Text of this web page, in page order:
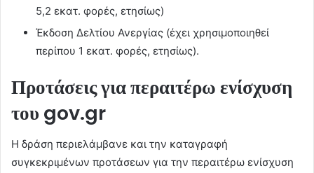
5,2 εκατ. φορές, ετησίως)
Έκδοση Δελτίου Ανεργίας (έχει χρησιμοποιηθεί
περίπου 1 εκατ. φορές, ετησίως).
Προτάσεις για περαιτέρω ενίσχυση
του gov.gr
Η δράση περιελάμβανε και την καταγραφή
συγκεκριμένων προτάσεων για την περαιτέρω ενίσχυση